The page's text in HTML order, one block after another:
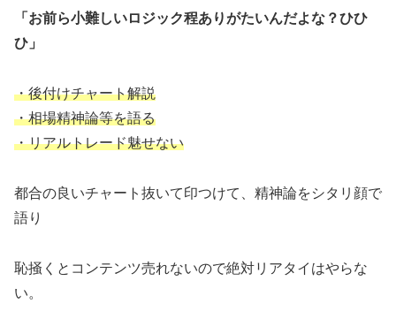
「お前ら小難しいロジック程ありがたいんだよな？ひひ
ひ」
・後付けチャート解説
・相場精神論等を語る
・リアルトレード魅せない
都合の良いチャート抜いて印つけて、精神論をシタリ顔で
語り
恥掻くとコンテンツ売れないので絶対リアタイはやらな
い。